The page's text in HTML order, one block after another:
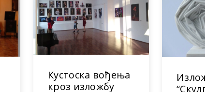
Кустоска вођења
кроз изложбу